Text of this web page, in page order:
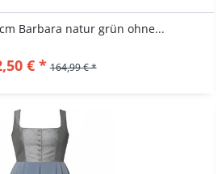
Barbara natur grün ohne...
€ * 164,99 € *